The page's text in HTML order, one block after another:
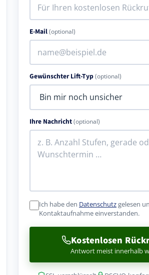
E-Mail(optional)
Gewünschter Lift-Typ(optional)
Ihre Nachricht(optional)
Ich habe den Datenschutzgelesen
Kontaktaufnahme einverstanden.
Kostenlosen
Antwort meist innerhalb